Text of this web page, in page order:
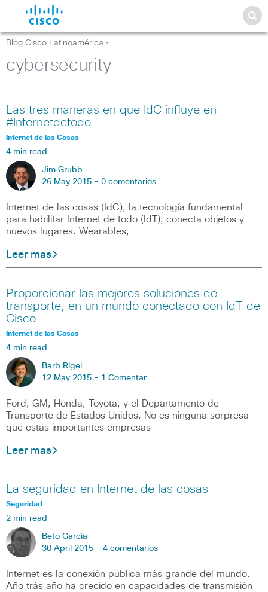
Blog Cisco Latinoamérica >
cybersecurity
Las tres maneras en que IdC influye en
#Internetdetodo
Internet de las Cosas
4 min read
Jim Grubb
26 May 2015 - 0 comentarios
Internet de las cosas (IdC), la tecnología fundamental
para habilitar Internet de todo (IdT), conecta objetos y
nuevos lugares. Wearables,
Leer mas
Proporcionar las mejores soluciones de
transporte, en un mundo conectado con IdT de
Cisco
Internet de las Cosas
4 min read
Barb Rigel
12 May 2015 - 1 Comentar
Ford, GM, Honda, Toyota, y el Departamento de
Transporte de Estados Unidos. No es ninguna sorpresa
que estas importantes empresas
Leer mas
La seguridad en Internet de las cosas
Seguridad
2 min read
Beto Garcia
30 April 2015 - 4 comentarios
Internet es la conexión pública más grande del mundo.
Año trás año ha crecido en capacidades de transmisión